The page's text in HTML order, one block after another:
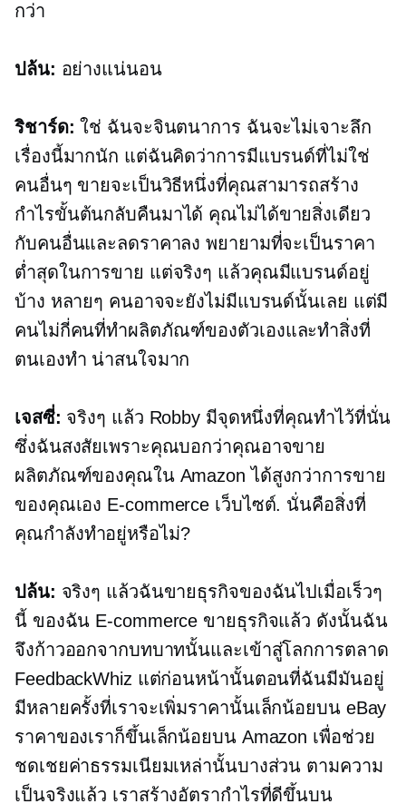
กว่า
ปล้น: อย่างแน่นอน
ริชาร์ด: ใช่ ฉันจะจินตนาการ ฉันจะไม่เจาะลึก
เรื่องนี้มากนัก แต่ฉันคิดว่าการมีแบรนด์ที่ไม่ใช่
คนอื่นๆ ขายจะเป็นวิธีหนึ่งที่คุณสามารถสร้าง
กำไรขั้นต้นกลับคืนมาได้ คุณไม่ได้ขายสิ่งเดียว
กับคนอื่นและลดราคาลง พยายามที่จะเป็นราคา
ต่ำสุดในการขาย แต่จริงๆ แล้วคุณมีแบรนด์อยู่
บ้าง หลายๆ คนอาจจะยังไม่มีแบรนด์นั้นเลย แต่มี
คนไม่กี่คนที่ทำผลิตภัณฑ์ของตัวเองและทำสิ่งที่
ตนเองทำ น่าสนใจมาก
เจสซี่: จริงๆ แล้ว Robby มีจุดหนึ่งที่คุณทำไว้ที่นั่น
ซึ่งฉันสงสัยเพราะคุณบอกว่าคุณอาจขาย
ผลิตภัณฑ์ของคุณใน Amazon ได้สูงกว่าการขาย
ของคุณเอง E-commerce เว็บไซต์. นั่นคือสิ่งที่
คุณกำลังทำอยู่หรือไม่?
ปล้น: จริงๆ แล้วฉันขายธุรกิจของฉันไปเมื่อเร็วๆ
นี้ ของฉัน E-commerce ขายธุรกิจแล้ว ดังนั้นฉัน
จึงก้าวออกจากบทบาทนั้นและเข้าสู่โลกการตลาด
FeedbackWhiz แต่ก่อนหน้านั้นตอนที่ฉันมีมันอยู่
มีหลายครั้งที่เราจะเพิ่มราคานั้นเล็กน้อยบน eBay
ราคาของเราก็ขึ้นเล็กน้อยบน Amazon เพื่อช่วย
ชดเชยค่าธรรมเนียมเหล่านั้นบางส่วน ตามความ
เป็นจริงแล้ว เราสร้างอัตรากำไรที่ดีขึ้นบน